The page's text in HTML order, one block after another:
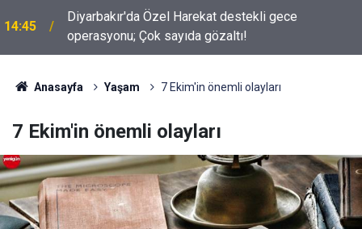
14:45
Diyarbakır'da Özel Harekat destekli gece
operasyonu; Çok sayıda gözaltı!
Anasayfa Yaşam 7 Ekim'in önemli olayları
7 Ekim'in önemli olayları